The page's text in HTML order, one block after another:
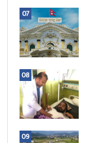
07
08
09